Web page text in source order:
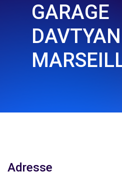
GARAGE
Adresse